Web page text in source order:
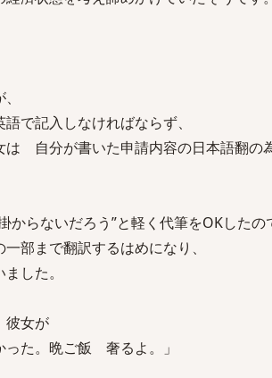
で記入しなければならず、
自分が書いた申請内容の日本語翻の
らないだろう”と軽く代筆をOKしたの
部まで翻訳するはめになり、
した。
彼女が
った。晩ご飯 奢るよ。」